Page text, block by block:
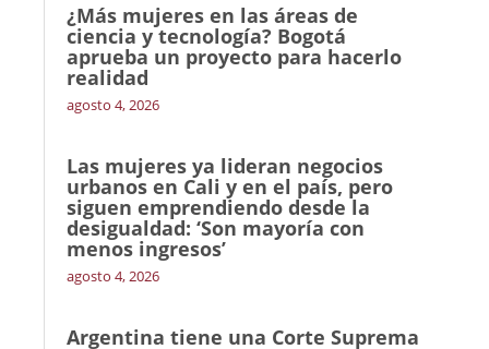
¿Más mujeres en las áreas de
ciencia y tecnología? Bogotá
aprueba un proyecto para hacerlo
realidad
agosto 4, 2026
Las mujeres ya lideran negocios
urbanos en Cali y en el país, pero
siguen emprendiendo desde la
desigualdad: ‘Son mayoría con
menos ingresos’
agosto 4, 2026
Argentina tiene una Corte Suprema